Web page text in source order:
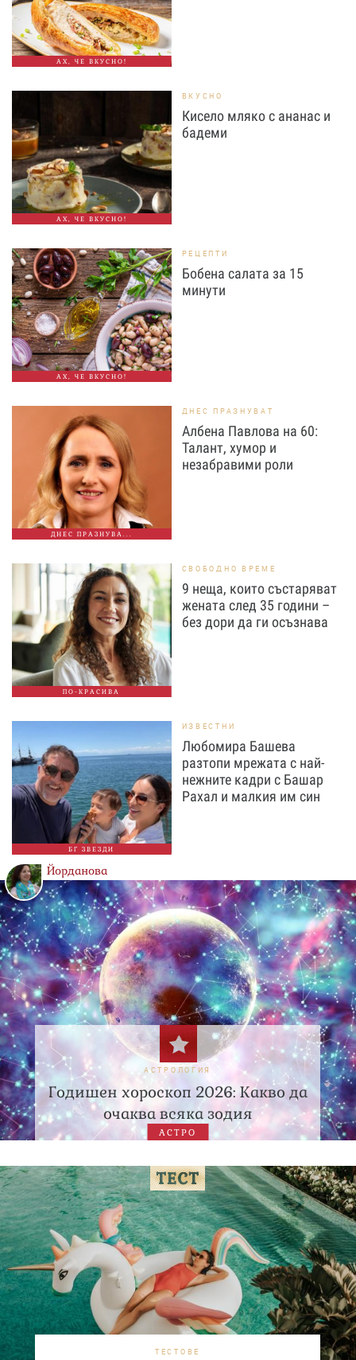
АХ, ЧЕ ВКУСНО!
АХ, ЧЕ ВКУСНО!
ВКУСНО
Кисело мляко с ананас и
бадеми
АХ, ЧЕ ВКУСНО!
РЕЦЕПТИ
Бобена салата за 15
минути
ДНЕС ПРАЗНУВА...
ДНЕС ПРАЗНУВАТ
Албена Павлова на 60:
Талант, хумор и
незабравими роли
ПО-КРАСИВА
СВОБОДНО ВРЕМЕ
9 неща, които състаряват
жената след 35 години –
без дори да ги осъзнава
БГ ЗВЕЗДИ
ИЗВЕСТНИ
Любомира Башева
разтопи мрежата с най-
нежните кадри с Башар
Рахал и малкия им син
Йорданова
АСТРОЛОГИЯ
Годишен хороскоп 2026: Какво да
очаква всяка зодия
АСТРО
ТЕСТОВЕ